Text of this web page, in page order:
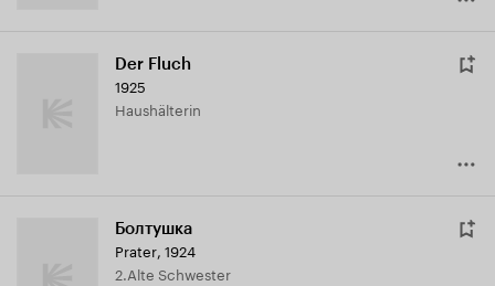
Der Fluch
1925
Haushälterin
Болтушка
Prater, 1924
2.Alte Schwester